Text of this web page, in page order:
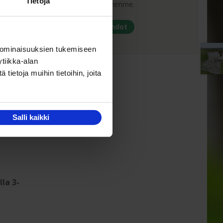
tukemiseen
alan
tietoja muihin tietoihin, joita
Salli kaikki
3-
maksuehtoihimme.
Yleiset ehdot